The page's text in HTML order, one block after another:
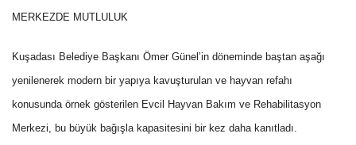
MERKEZDE MUTLULUK
Kuşadası Belediye Başkanı Ömer Günel’in döneminde baştan aşağı
yenilenerek modern bir yapıya kavuşturulan ve hayvan refahı
konusunda örnek gösterilen Evcil Hayvan Bakım ve Rehabilitasyon
Merkezi, bu büyük bağışla kapasitesini bir kez daha kanıtladı.